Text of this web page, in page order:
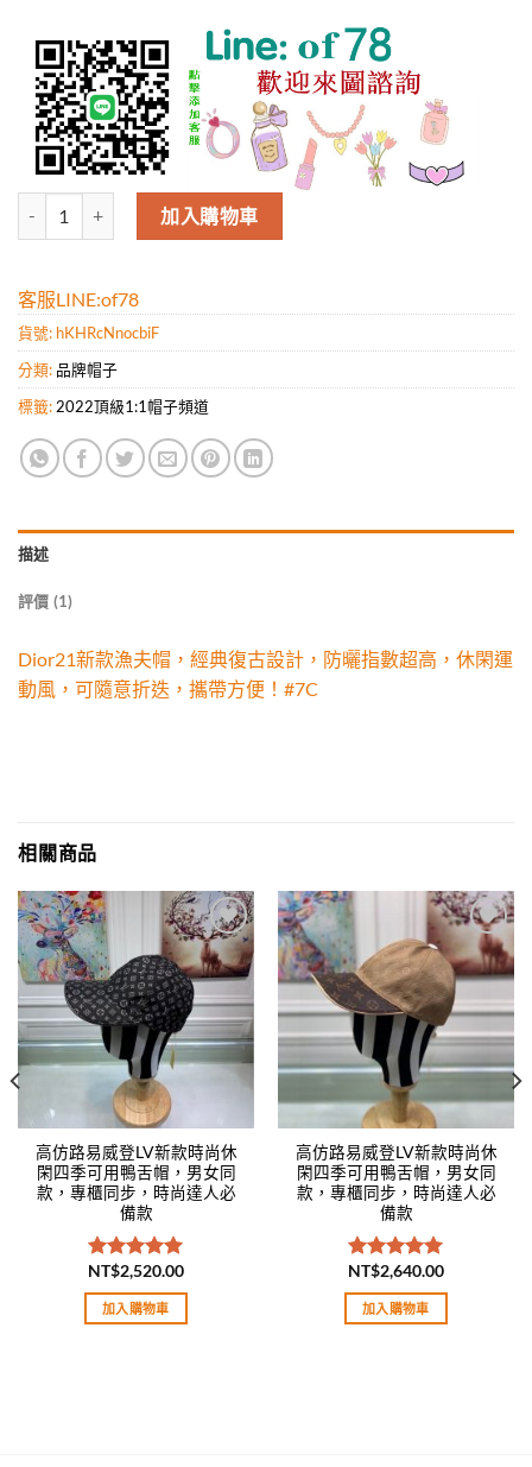
高仿Dior21新款漁夫帽，經典復古設計，防曬指數超高，休閑運動風
加入購物車
客服LINE:of78
貨號: hKHRcNnocbiF
分類: 品牌帽子
標籤: 2022頂級1:1帽子頻道
描述
評價 (1)
Dior21新款漁夫帽，經典復古設計，防曬指數超高，休閑運
動風，可隨意折迭，攜帶方便！#7C
相關商品
Add to
wishlist
高仿路易威登LV新款時尚休
閑四季可用鴨舌帽，男女同
款，專櫃同步，時尚達人必
備款
評分5.00
滿分 5
NT$2,520.00
加入購物車
Add to
wishlist
高仿路易威登LV新款時尚休
閑四季可用鴨舌帽，男女同
款，專櫃同步，時尚達人必
備款
評分5.00
滿分 5
NT$2,640.00
加入購物車